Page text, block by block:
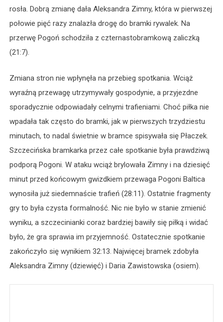
rosła. Dobrą zmianę dała Aleksandra Zimny, która w pierwszej
połowie pięć razy znalazła drogę do bramki rywalek. Na
przerwę Pogoń schodziła z czternastobramkową zaliczką
(21:7).
Zmiana stron nie wpłynęła na przebieg spotkania. Wciąż
wyraźną przewagę utrzymywały gospodynie, a przyjezdne
sporadycznie odpowiadały celnymi trafieniami. Choć piłka nie
wpadała tak często do bramki, jak w pierwszych trzydziestu
minutach, to nadal świetnie w bramce spisywała się Płaczek.
Szczecińska bramkarka przez całe spotkanie była prawdziwą
podporą Pogoni. W ataku wciąż brylowała Zimny i na dziesięć
minut przed końcowym gwizdkiem przewaga Pogoni Baltica
wynosiła już siedemnaście trafień (28:11). Ostatnie fragmenty
gry to była czysta formalność. Nic nie było w stanie zmienić
wyniku, a szczecinianki coraz bardziej bawiły się piłką i widać
było, że gra sprawia im przyjemność. Ostatecznie spotkanie
zakończyło się wynikiem 32:13. Najwięcej bramek zdobyła
Aleksandra Zimny (dziewięć) i Daria Zawistowska (osiem).